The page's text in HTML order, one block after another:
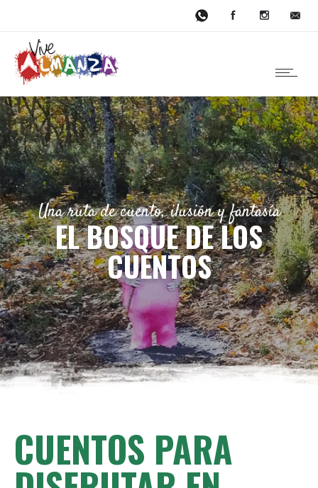
Una ruta de cuento, ilusión y fantasía
EL BOSQUE DE LOS
CUENTOS
CUENTOS PARA